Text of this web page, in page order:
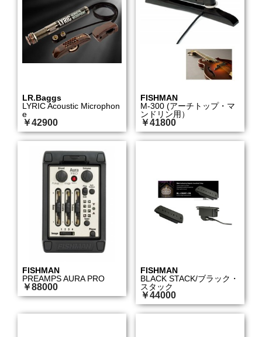
LR.Baggs
LYRIC Acoustic Microphon
e
￥42900
FISHMAN
M-300 (アーチトップ・マ
ンドリン用）
￥41800
FISHMAN
PREAMPS AURA PRO
￥88000
FISHMAN
BLACK STACK/ブラック・
スタック
￥44000